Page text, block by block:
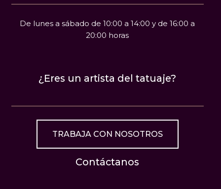
De lunes a sábado de 10:00 a 14:00 y de 16:00 a
20:00 horas
¿Eres un artista del tatuaje?
TRABAJA CON NOSOTROS
Contáctanos